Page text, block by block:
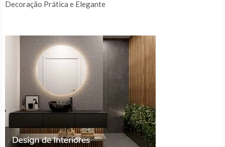
de
artigos
Decoração Prática e Elegante